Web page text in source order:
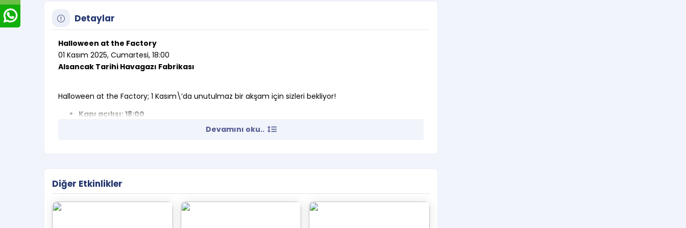
Detaylar
Halloween at the Factory
01 Kasım 2025, Cumartesi, 18:00
Alsancak Tarihi Havagazı Fabrikası
Halloween at the Factory; 1 Kasım\’da unutulmaz bir akşam için sizleri bekliyor!
Kapı açılışı: 18:00
alınmalıdır. Organizasyon sahibi resmi satış noktalarından alınmayan biletlerin sahiplerini etkinlik
alanına almama hakkına sahiptir.
Satın alınan biletlerde iptal, iade ve değişiklik yapılmamaktadır.
Devamını oku..
Diğer Etkinlikler